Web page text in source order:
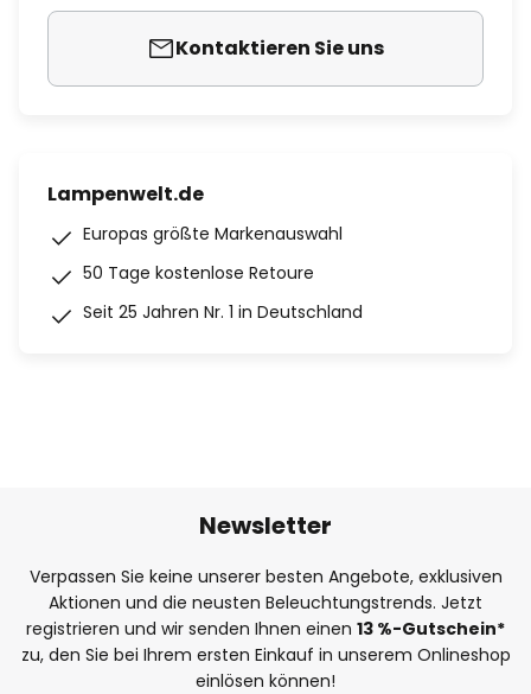
Kontaktieren Sie uns
Lampenwelt.de
Europas größte Markenauswahl
50 Tage kostenlose Retoure
Seit 25 Jahren Nr. 1 in Deutschland
Newsletter
Verpassen Sie keine unserer besten Angebote, exklusiven
Aktionen und die neusten Beleuchtungstrends. Jetzt
registrieren und wir senden Ihnen einen 13 %-Gutschein*
zu, den Sie bei Ihrem ersten Einkauf in unserem Onlineshop
einlösen können!